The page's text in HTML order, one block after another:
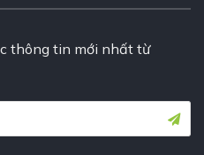
thông tin mới nhất từ